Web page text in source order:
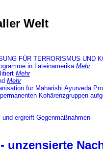
Welt
FÜR TERRORISMUS UND
in Lateinamerika Mehr
Mehr
Mehr
für Maharishi Ayurveda
Kohärenzgruppen
ergreift Gegenmaßnahmen
unzensierte